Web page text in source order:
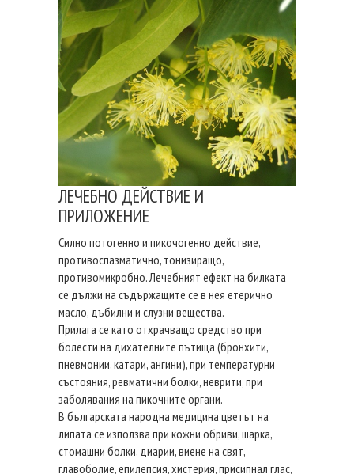
ЛЕЧЕБНО ДЕЙСТВИЕ И
ПРИЛОЖЕНИЕ
Силно потогенно и пикочогенно действие,
противоспазматично, тонизиращо,
противомикробно. Лечебният ефект на билката
се дължи на съдържащите се в нея етерично
масло, дъбилни и слузни вещества.
Прилага се като отхрачващо средство при
болести на дихателните пътища (бронхити,
пневмонии, катари, ангини), при температурни
състояния, ревматични болки, неврити, при
заболявания на пикочните органи.
В българската народна медицина цветът на
липата се използва при кожни обриви, шарка,
стомашни болки, диарии, виене на свят,
главоболие, епилепсия, хистерия, присипнал глас,